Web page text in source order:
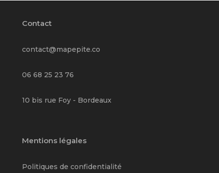
Contact
contact@mapepite.co
06 68 25 23 76
10 bis rue Foy - Bordeaux
Mentions légales
Politiques de confidentialité